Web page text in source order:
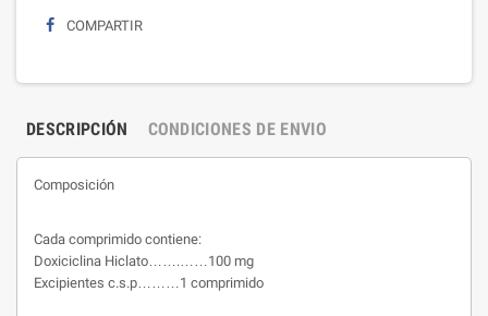
COMPARTIR
DESCRIPCIÓN CONDICIONES DE ENVIO
Composición
Cada comprimido contiene:
Doxiciclina Hiclato…….……100 mg
Excipientes c.s.p………1 comprimido